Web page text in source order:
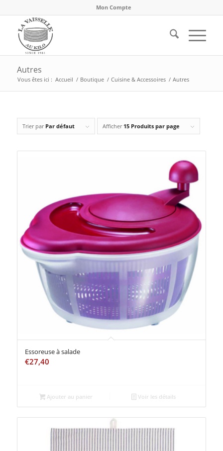
Mon Compte
Autres
Vous êtes ici : Accueil / Boutique / Cuisine & Accessoires / Autres
Trier par Par défaut Afficher 15 Produits par page
Essoreuse à salade
€27,40
Ajouter au panier Voir les détails